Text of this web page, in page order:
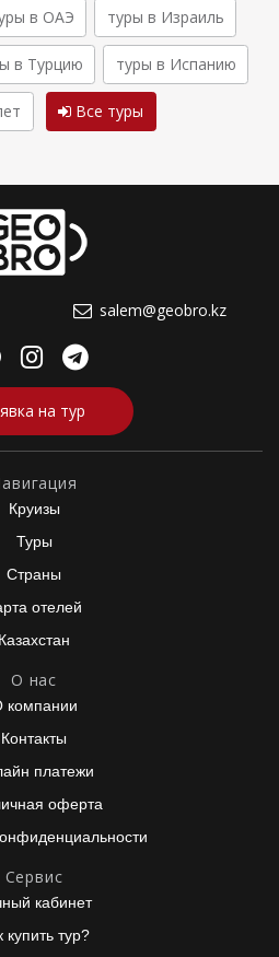
в ОАЭ туры в Израиль
в Турцию туры в Испанию
Все туры
salem@geobro.kz
на тур
Круизы
Туры
Страны
отелей
Казахстан
О нас
компании
Контакты
платежи
оферта
Сервис
кабинет
купить тур?